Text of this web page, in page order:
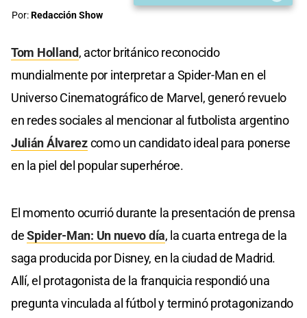
Por:Redacción Show
Tom Holland, actor británico reconocido
mundialmente por interpretar a Spider-Man en el
Universo Cinematográfico de Marvel, generó revuelo
en redes sociales al mencionar al futbolista argentino
Julián Álvarezcomo un candidato ideal para ponerse
en la piel del popular superhéroe.
El momento ocurrió durante la presentación de prensa
deSpider-Man: Un nuevo día, la cuarta entrega de la
saga producida por Disney, en la ciudad de Madrid.
Allí, el protagonista de la franquicia respondió una
pregunta vinculada al fútbol y terminó protagonizando